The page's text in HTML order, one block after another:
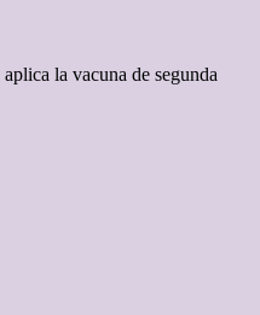
la vacuna de segunda